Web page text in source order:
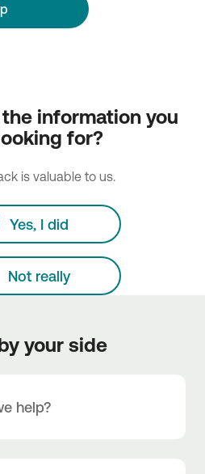
information you
for?
is valuable to us.
Yes, I did
Not really
your side
help?